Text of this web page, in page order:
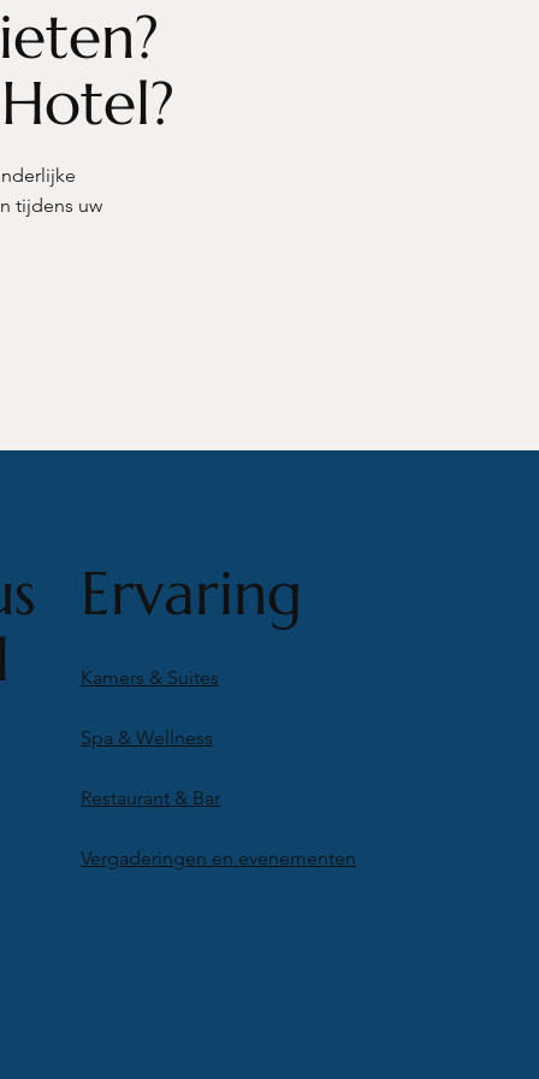
tijdens uw
Ervaring
Kamers & Suites
Spa & Wellness
Restaurant & Bar
Vergaderingen en evenementen